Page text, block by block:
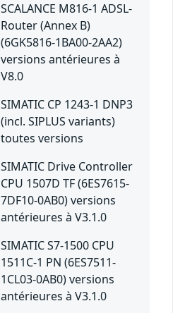
SCALANCE M816-1 ADSL-
Router (Annex B)
(6GK5816-1BA00-2AA2)
versions antérieures à
V8.0
SIMATIC CP 1243-1 DNP3
(incl. SIPLUS variants)
toutes versions
SIMATIC Drive Controller
CPU 1507D TF (6ES7615-
7DF10-0AB0) versions
antérieures à V3.1.0
SIMATIC S7-1500 CPU
1511C-1 PN (6ES7511-
1CL03-0AB0) versions
antérieures à V3.1.0